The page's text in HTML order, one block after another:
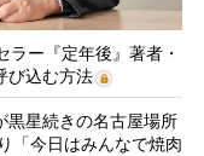
ラー『定年後』著者・
び込む方法
黒星続きの名古屋場所
「今日はみんなで焼肉